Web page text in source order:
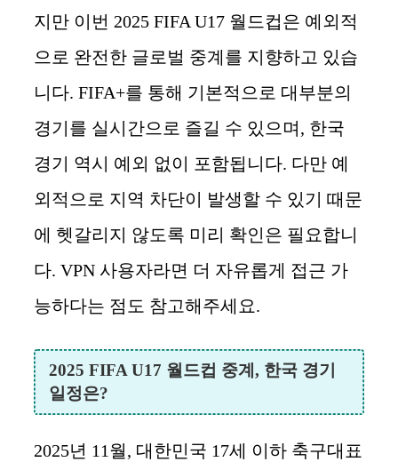
지만 이번 2025 FIFA U17 월드컵은 예외적
으로 완전한 글로벌 중계를 지향하고 있습
니다. FIFA+를 통해 기본적으로 대부분의
경기를 실시간으로 즐길 수 있으며, 한국
경기 역시 예외 없이 포함됩니다. 다만 예
외적으로 지역 차단이 발생할 수 있기 때문
에 헷갈리지 않도록 미리 확인은 필요합니
다. VPN 사용자라면 더 자유롭게 접근 가
능하다는 점도 참고해주세요.
2025 FIFA U17 월드컵 중계, 한국 경기
일정은?
2025년 11월, 대한민국 17세 이하 축구대표